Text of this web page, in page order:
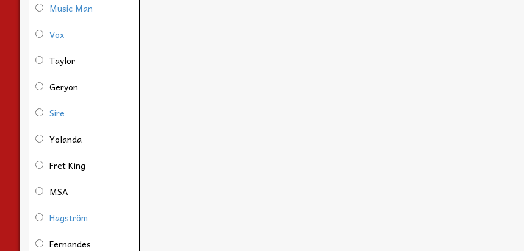
Music Man
Vox
Taylor
Geryon
Sire
Yolanda
Fret King
MSA
Hagström
Fernandes